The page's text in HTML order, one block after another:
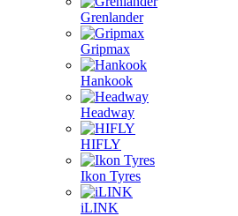
Grenlander
Gripmax
Hankook
Headway
HIFLY
Ikon Tyres
iLINK